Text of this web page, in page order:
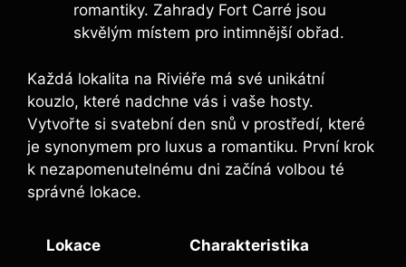
romantiky. Zahrady Fort Carré jsou
skvělým místem pro intimnější obřad.
Každá lokalita na Riviéře má své unikátní
kouzlo, které nadchne vás i vaše hosty.
Vytvořte si svatební den snů v prostředí, které
je synonymem pro luxus a romantiku. První krok
k nezapomenutelnému dni začíná volbou té
správné lokace.
Lokace Charakteristika